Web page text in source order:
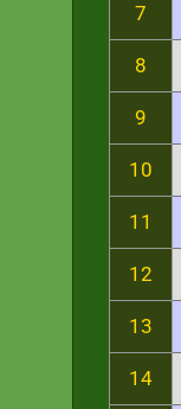
7
8
9
10
11
12
13
14